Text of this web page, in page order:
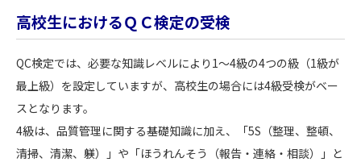
高校生におけるＱＣ検定の受検
QC検定では、必要な知識レベルにより1～4級の4つの級（1級が
最上級）を設定していますが、高校生の場合には4級受検がベー
スとなります。
4級は、品質管理に関する基礎知識に加え、「5S（整理、整頓、
清掃、清潔、躾）」や「ほうれんそう（報告・連絡・相談）」と